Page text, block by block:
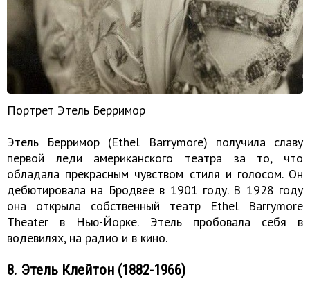
Портрет Этель Берримор
Этель Берримор (Ethel Barrymore) получила славу
первой леди американского театра за то, что
обладала прекрасным чувством стиля и голосом. Он
дебютировала на Бродвее в 1901 году. В 1928 году
она открыла собственный театр Ethel Barrymore
Theater в Нью-Йорке. Этель пробовала себя в
водевилях, на радио и в кино.
8. Этель Клейтон (1882-1966)